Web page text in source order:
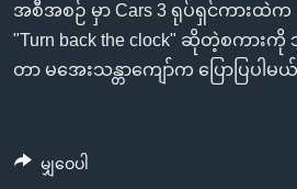
သို့
ကျော်
ကြည့်
ရန်
ဗွီအိုအေ လူမှုကွန်ယက်များ
အစီအစဉ် မှာ Cars 3 ရုပ်ရှင်ကားထဲက
"Turn back the clock" ဆိုတဲ့စက
တာ မအေးသန္တာကျော်က ပြောပြပါမ
မျှဝေပါ